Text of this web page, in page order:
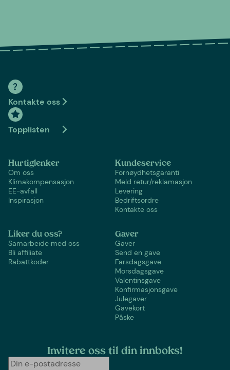
Kontakte oss
Topplisten
Hurtiglenker
Om oss
Klimakompensasjon
EE-avfall
Inspirasjon
Kundeservice
Fornøydhetsgaranti
Meld retur/reklamasjon
Levering
Bedriftsordre
Kontakte oss
Liker du oss?
Samarbeide med oss
Bli affiliate
Rabattkoder
Gaver
Gaver
Send en gave
Farsdagsgave
Morsdagsgave
Valentinsgave
Konfirmasjonsgave
Julegaver
Gavekort
Påske
Invitere oss til din innboks!